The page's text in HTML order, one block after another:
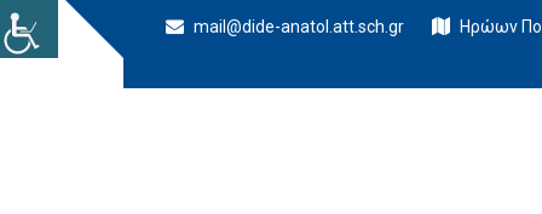
mail@dide-anatol.att.sch.gr Ηρώων